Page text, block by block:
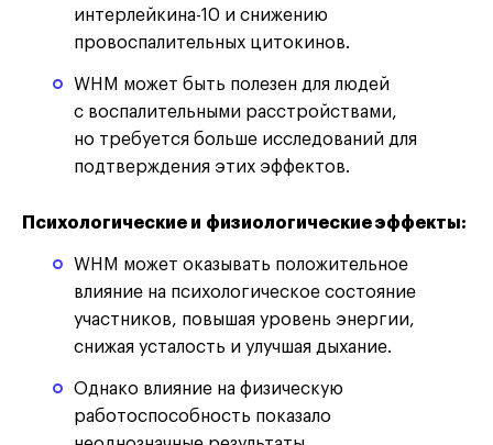
интерлейкина-10 и снижению
провоспалительных цитокинов.
WHM может быть полезен для людей
с воспалительными расстройствами,
но требуется больше исследований для
подтверждения этих эффектов.
Психологические и физиологические эффекты:
WHM может оказывать положительное
влияние на психологическое состояние
участников, повышая уровень энергии,
снижая усталость и улучшая дыхание.
Однако влияние на физическую
работоспособность показало